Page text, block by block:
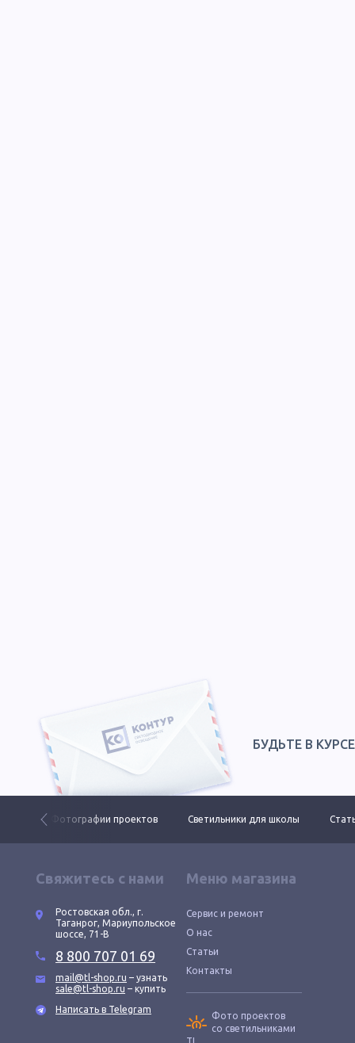
БУДЬТЕ В
Фотографии проектов Светильники для школы
Свяжитесь с нами
Ростовская обл., г.
Таганрог, Мариупольское
шоссе, 71-В
8 800 707 01 69
mail@tl-shop.ru – узнать
sale@tl-shop.ru – купить
Написать в Telegram
Меню магазина
Сервис и ремонт
О нас
Статьи
Контакты
Фото проектов
со светильниками